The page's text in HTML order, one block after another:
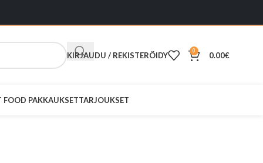
KIRJAUDU / REKISTERÖIDY 0 0.00€
FOOD PAKKAUKSETTARJOUKSET